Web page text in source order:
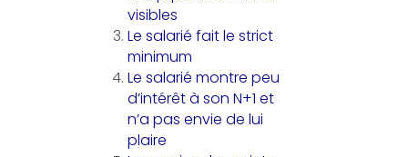
visibles
Le salarié fait le strict
minimum
Le salarié montre peu
d’intérêt à son N+1 et
n’a pas envie de lui
plaire